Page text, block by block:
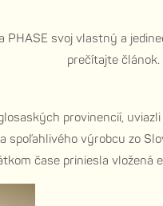
svoj vlastný a
prečítajte článok.
provinencií,
spoľahlivého výrobcu zo
čase priniesla